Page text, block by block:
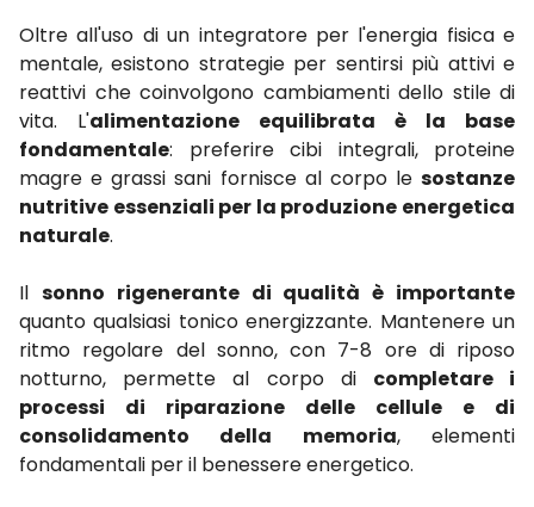
Oltre all'uso di un integratore per l'energia fisica e
mentale, esistono strategie per sentirsi più attivi e
reattivi che coinvolgono cambiamenti dello stile di
vita. L'alimentazione equilibrata è la base
fondamentale: preferire cibi integrali, proteine
magre e grassi sani fornisce al corpo le sostanze
nutritive essenziali per la produzione energetica
naturale.
Il sonno rigenerante di qualità è importante
quanto qualsiasi tonico energizzante. Mantenere un
ritmo regolare del sonno, con 7-8 ore di riposo
notturno, permette al corpo di completare i
processi di riparazione delle cellule e di
consolidamento della memoria, elementi
fondamentali per il benessere energetico.